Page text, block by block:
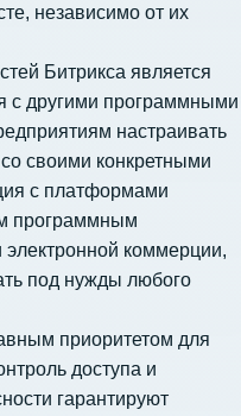
независимо от их
Битрикса является
с другими программными
настраивать
своими конкретными
с платформами
программным
коммерции,
под нужды любого
приоритетом для
доступа и
гарантируют